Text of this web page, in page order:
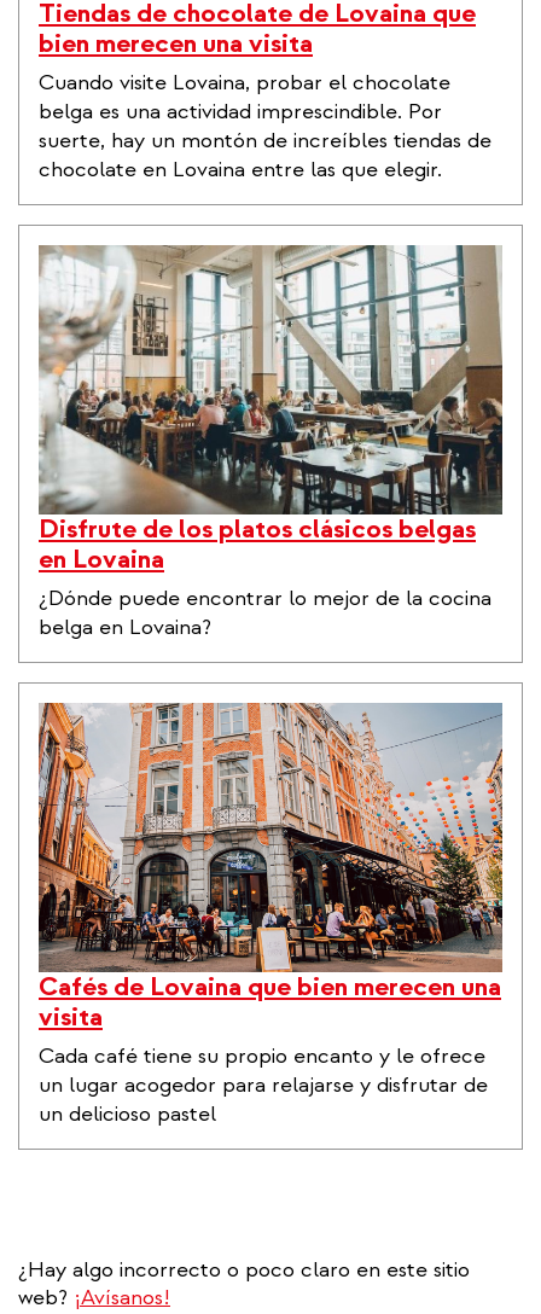
Tiendas de chocolate de Lovaina que
bien merecen una visita
Cuando visite Lovaina, probar el chocolate
belga es una actividad imprescindible. Por
suerte, hay un montón de increíbles tiendas de
chocolate en Lovaina entre las que elegir.
Disfrute de los platos clásicos belgas
en Lovaina
¿Dónde puede encontrar lo mejor de la cocina
belga en Lovaina?
Cafés de Lovaina que bien merecen una
visita
Cada café tiene su propio encanto y le ofrece
un lugar acogedor para relajarse y disfrutar de
un delicioso pastel
¿Hay algo incorrecto o poco claro en este sitio
web? ¡Avísanos!